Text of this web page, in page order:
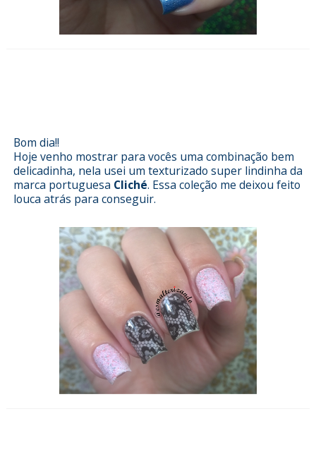
Bom dia!!
Hoje venho mostrar para vocês uma combinação bem
delicadinha, nela usei um texturizado super lindinha da
marca portuguesa Cliché. Essa coleção me deixou feito
louca atrás para conseguir.